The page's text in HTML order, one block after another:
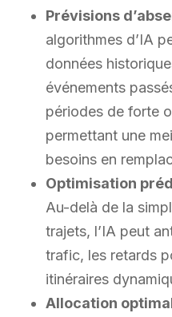
Prévisions
algorithmes d’IA
données
événements
périodes de forte
permettant une
besoins en
Optimisation
Au-delà de la
trajets, l’IA peut
trafic, les retards
itinéraires
Allocation